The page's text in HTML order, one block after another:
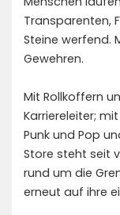
Transparenten,
Steine werfend.
Gewehren.
Mit Rollkoffern
Karriereleiter;
Punk und Pop
Store steht seit
rund um die
erneut auf ihre